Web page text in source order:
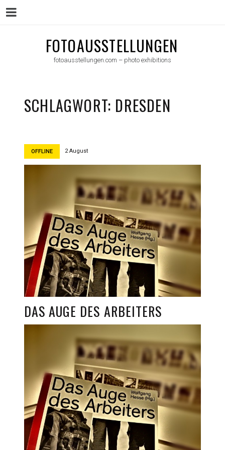
FOTOAUSSTELLUNGEN
fotoausstellungen.com – photo exhibitions
SCHLAGWORT: DRESDEN
OFFLINE 2 August
DAS AUGE DES ARBEITERS
Menu